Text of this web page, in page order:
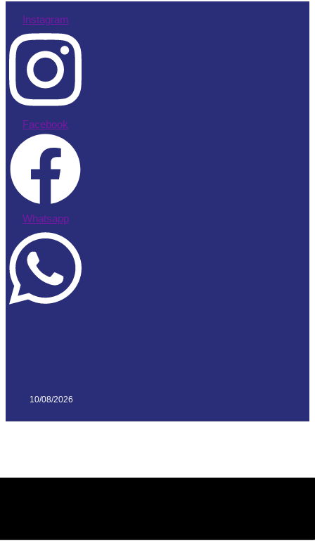
Instagram
Facebook
Whatsapp
10/08/2026